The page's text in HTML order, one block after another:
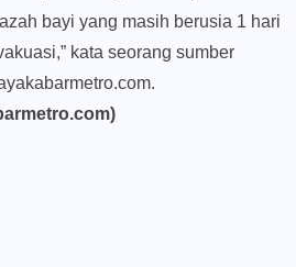
bayi yang masih berusia 1 hari
kata seorang sumber